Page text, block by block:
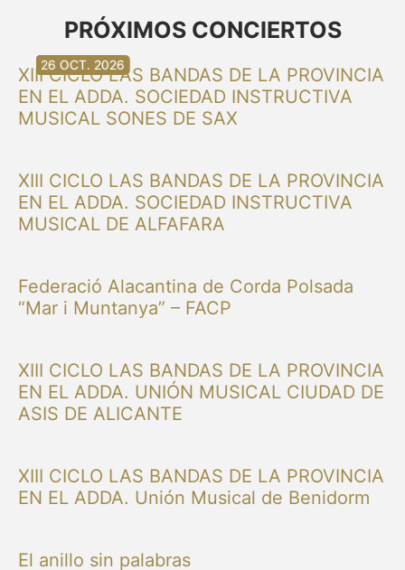
PRÓXIMOS CONCIERTOS
XIII CICLO LAS BANDAS DE LA PROVINCIA
EN EL ADDA. SOCIEDAD INSTRUCTIVA
MUSICAL SONES DE SAX
30 AG. 2026
XIII CICLO LAS BANDAS DE LA PROVINCIA
EN EL ADDA. SOCIEDAD INSTRUCTIVA
MUSICAL DE ALFAFARA
30 AG. 2026
Federació Alacantina de Corda Polsada
“Mar i Muntanya” – FACP
13 SET. 2026
XIII CICLO LAS BANDAS DE LA PROVINCIA
EN EL ADDA. UNIÓN MUSICAL CIUDAD DE
ASIS DE ALICANTE
20 SET. 2026
XIII CICLO LAS BANDAS DE LA PROVINCIA
EN EL ADDA. Unión Musical de Benidorm
20 SET. 2026
El anillo sin palabras
26 SET. 2026
03 OCT. 2026
16 OCT. 2026
26 OCT. 2026